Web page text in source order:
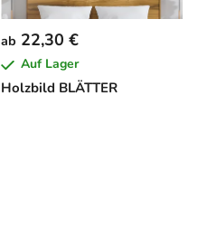
Holzbild BLÄTTER
ab 22,30 €
Auf Lager